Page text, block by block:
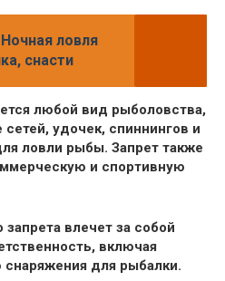
Ночная ловля
снасти
любой вид рыболовства,
удочек, спиннингов и
ловли рыбы. Запрет также
и спортивную
влечет за собой
включая
для рыбалки.